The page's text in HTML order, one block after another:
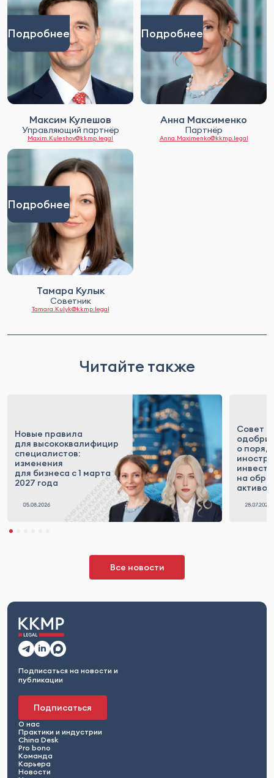
Подробнее
Максим Кулешов
Управляющий партнёр
Maxim.Kuleshov@kkmp.legal
Подробнее
Анна Максименко
Партнёр
Anna.Maximenko@kkmp.legal
Подробнее
Тамара Кулык
Советник
Tamara.Kulyk@kkmp.legal
Читайте также
Новые правила
для высококвалифицированных
специалистов:
изменения
для бизнеса с 1 марта
2027 года
Совет
о
на
активов
Все новости
Подписаться на новости и
публикации
Подписаться
О нас
Практики и индустрии
China Desk
Pro bono
Команда
Карьера
Новости